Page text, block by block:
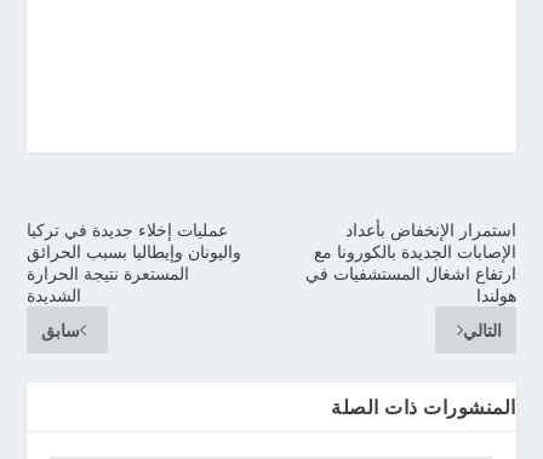
عمليات إخلاء جديدة في تركيا
واليونان وإيطاليا بسبب الحرائق
المستعرة نتيجة الحرارة
الشديدة
سابق
استمرار الإنخفاض بأعداد
الإصابات الجديدة بالكورونا مع
ارتفاع اشغال المستشفيات في
هولندا
التالي
المنشورات ذات الصلة